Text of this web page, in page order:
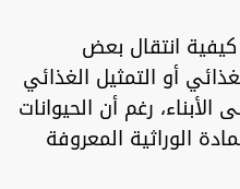
انتقال بعض
أو التمثيل الغذائي
الأبناء، رغم أن الحيوانات
الوراثية المعروفة